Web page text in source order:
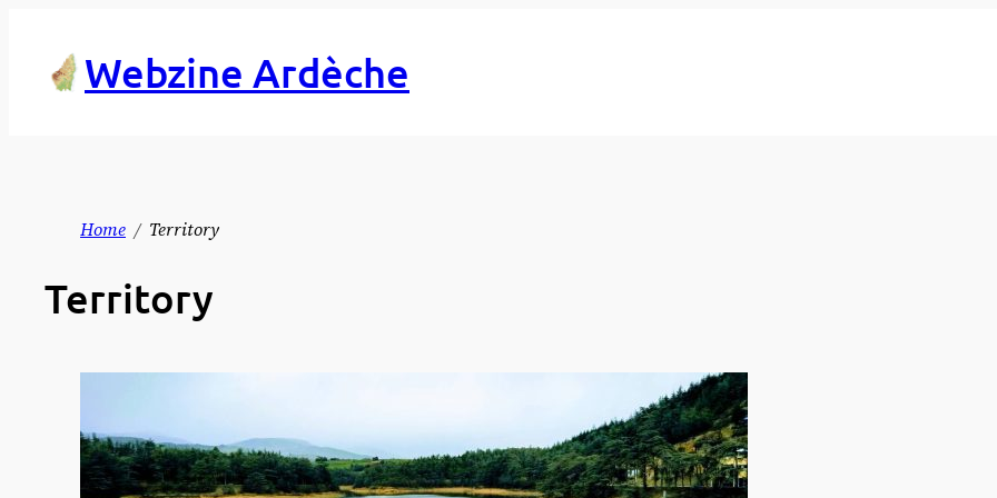
content Webzine Ardèche
Home Territory
Territory